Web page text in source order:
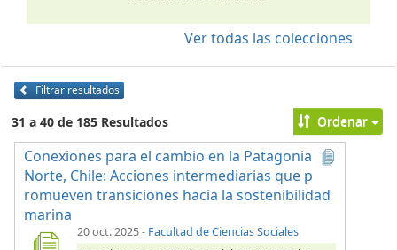
Ver todas las colecciones
Filtrar resultados
31 a 40 de 185 Resultados Ordenar
Conexiones para el cambio en la Patagonia
Norte, Chile: Acciones intermediarias que p
romueven transiciones hacia la sostenibilidad
marina
20 oct. 2025- Facultad de Ciencias Sociales